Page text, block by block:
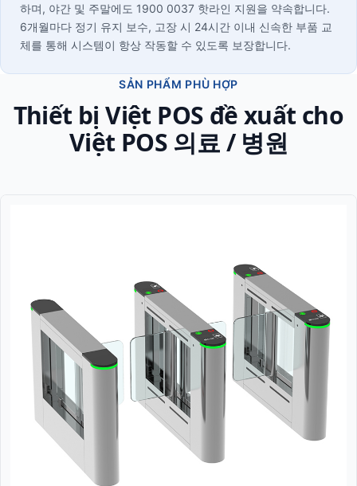
하며, 야간 및 주말에도 1900 0037 핫라인 지원을 약속합니다.
6개월마다 정기 유지 보수, 고장 시 24시간 이내 신속한 부품 교
체를 통해 시스템이 항상 작동할 수 있도록 보장합니다.
SẢN PHẨM PHÙ HỢP
Thiết bị Việt POS đề xuất cho
Việt POS 의료 / 병원